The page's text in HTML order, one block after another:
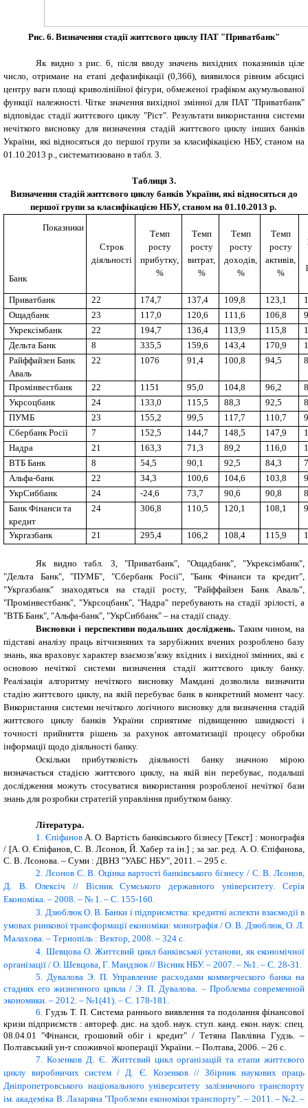
Рис. 6. Визначення стадії життєвого циклу ПАТ "Приватбанк"
Як видно з рис. 6, після вводу значень вихідних показників ціле
число, отримане на етапі дефазифікації (0,366), виявилося рівним абсцисі
центру ваги площі криволінійної фігури, обмеженої графіком акумульованої
функції належності. Чітке значення вихідної змінної для ПАТ "Приватбанк"
відповідає стадії життєвого циклу "Ріст". Результати використання системи
нечіткого висновку для визначення стадій життєвого циклу інших банків
України, які відносяться до першої групи за класифікацією НБУ, станом на
01.10.2013 р., систематизовано в табл. 3.
Таблиця 3.
Визначення стадій життєвого циклу банків України, які відносяться до
першої групи за класифікацією НБУ, станом на 01.10.2013 р.
Показники
Банк
Строк
діяльності
Темп
росту
прибутку,
%
Темп
росту
витрат,
%
Темп
росту
доходів,
%
Темп
росту
активів,
%
Приватбанк 22 174,7 137,4 109,8 123,1
Ощадбанк
23 117,0 120,6 111,6 106,8
Укрексімбанк
22 194,7 136,4 113,9 115,8
Дельта Банк
8 335,5 159,6 143,4 170,9
Райффайзен Банк
Аваль
22 1076 91,4 100,8 94,5
Промінвестбанк 22 1151 95,0 104,8 96,2
Укрсоцбанк
24 133,0 115,5 88,3 92,5
ПУМБ
23 155,2 99,5 117,7 110,7
Сбербанк Росії
7 152,5 144,7 148,5 147,9
Надра
21 163,3 71,3 89,2 116,0
ВТБ Банк
8 54,5 90,1 92,5 84,3
Альфа-банк
22 34,3 100,6 104,6 103,8
УкрСиббанк
24 -24,6 73,7 90,6 90,8
Банк Фінанси та
кредит
24 306,8 110,5 120,1 108,1
Укргазбанк 21 295,4 106,2 108,4 115,9
Як видно табл. 3, "Приватбанк", "Ощадбанк", "Укрексімбанк",
"Дельта Банк", "ПУМБ", "Сбербанк Росії", "Банк Фінанси та кредит",
"Укргазбанк" знаходяться на стадії росту, "Райффайзен Банк Аваль",
"Промінвестбанк", "Укрсоцбанк", "Надра" перебувають на стадії зрілості, а
"ВТБ Банк", "Альфа-банк", "УкрСиббанк" – на стадії спаду.
Висновки і перспективи подальших досліджень.Таким чином, на
підставі аналізу праць вітчизняних та зарубіжних вчених розроблено базу
знань, яка враховує характер взаємозв’язку вхідних і вихідної змінних, які є
основою нечіткої системи визначення стадії життєвого циклу банку.
Реалізація алгоритму нечіткого висновку Мамдані дозволила визначити
стадію життєвого циклу, на якій перебуває банк в конкретний момент часу.
Використання системи нечіткого логічного висновку для визначення стадій
життєвого циклу банків України сприятиме підвищенню швидкості і
точності прийняття рішень за рахунок автоматизації процесу обробки
інформації щодо діяльності банку.
Оскільки прибутковість діяльності банку значною мірою
визначається стадією життєвого циклу, на якій він перебуває, подальші
дослідження можуть стосуватися використання розробленої нечіткої бази
знань для розробки стратегій управління прибутком банку.
Література.
1. ЄпіфановА. О. Вартість банківського бізнесу [Текст] : монографія
/ [А. О. Єпіфанов, С. В. Лєонов, Й. Хабер та ін.] ; за заг. ред. А. О. Єпіфанова,
С. В. Лєонова. – Суми : ДВНЗ "УАБС НБУ", 2011. – 295 с.
2. Лєонов С. В. Оцінка вартості банківського бізнесу / С. В. Лєонов,
Д. В. Олексіч // Вісник Сумського державного університету. Серія
Економіка. – 2008. – № 1. – С. 155-160.
3. Дзюблюк О. В. Банки і підприємства: кредитні аспекти взаємодії в
умовах ринкової трансформації економіки: монографія / О. В. Дзюблюк, О. Л.
Малахова. – Тернопіль : Вектор, 2008. – 324 с.
4. Шевцова О. Життєвий цикл банківської установи, як економічної
організації / О. Шевцова, Г. Мандзюк // Вісник НБУ. – 2007. – №1. – С. 28-31.
5. Дувалова Э. П. Управление расходами коммерческого банка на
стадиях его жизненного цикла / Э. П. Дувалова. – Проблемы современной
экономики. – 2012. – №1(41). – С. 178-181.
6.Гудзь Т. П. Система раннього виявлення та подолання фінансової
кризи підприємств : автореф. дис. на здоб. наук. ступ. канд. екон. наук: спец.
08.04.01 "Фінанси, грошовий обіг і кредит" / Тетяна Павлівна Гудзь. –
Полтавський ун-т споживчої кооперації України. – Полтава, 2006. – 26 с.
7. Козенков Д. Є. Життєвий цикл організацій та етапи життєвого
циклу виробничих систем / Д. Є. Козенков // Збірник наукових праць
Дніпропетровського національного університету залізничного транспорту
ім. академіка В. Лазаряна "Проблеми економіки транспорту". – 2011. – №2. –